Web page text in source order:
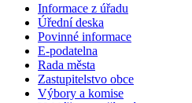
Informace z úřadu
Úřední deska
Povinné informace
E-podatelna
Rada města
Zastupitelstvo obce
Výbory a komise